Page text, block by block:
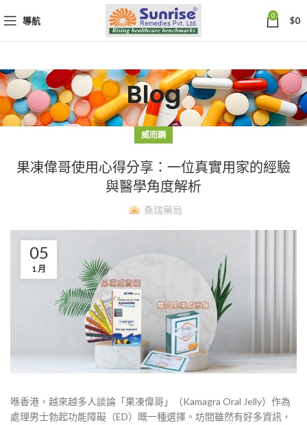
導航 0 $0
Blog
威而鋼
果凍偉哥使用心得分享：一位真實用家的經驗
與醫學角度解析
桑瑞藥局
05
1 月
喺香港，越來越多人談論「果凍偉哥」（Kamagra Oral Jelly）作為
處理男士勃起功能障礙（ED）嘅一種選擇。坊間雖然有好多資訊，